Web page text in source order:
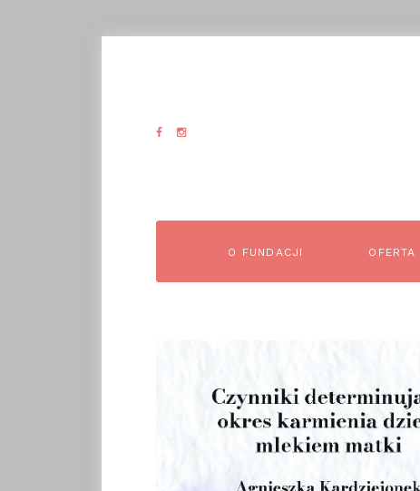
O FUNDACJI OFERTA